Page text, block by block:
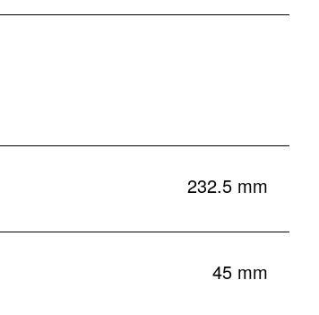
232.5 mm
45 mm